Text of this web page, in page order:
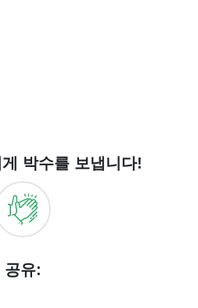
박수를 보냅니다!
공유: